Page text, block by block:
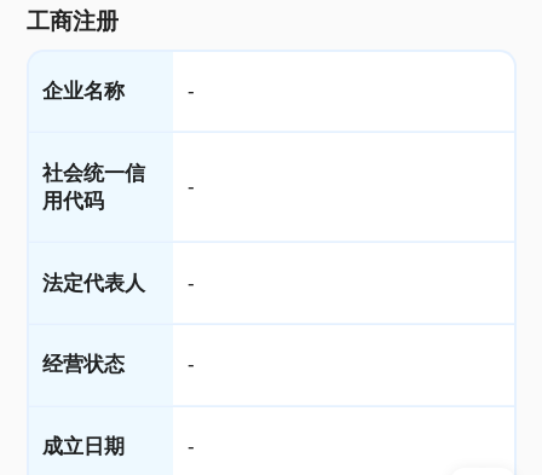
工商注册
企业名称 -
社会统一信
用代码
-
法定代表人 -
经营状态 -
成立日期 -